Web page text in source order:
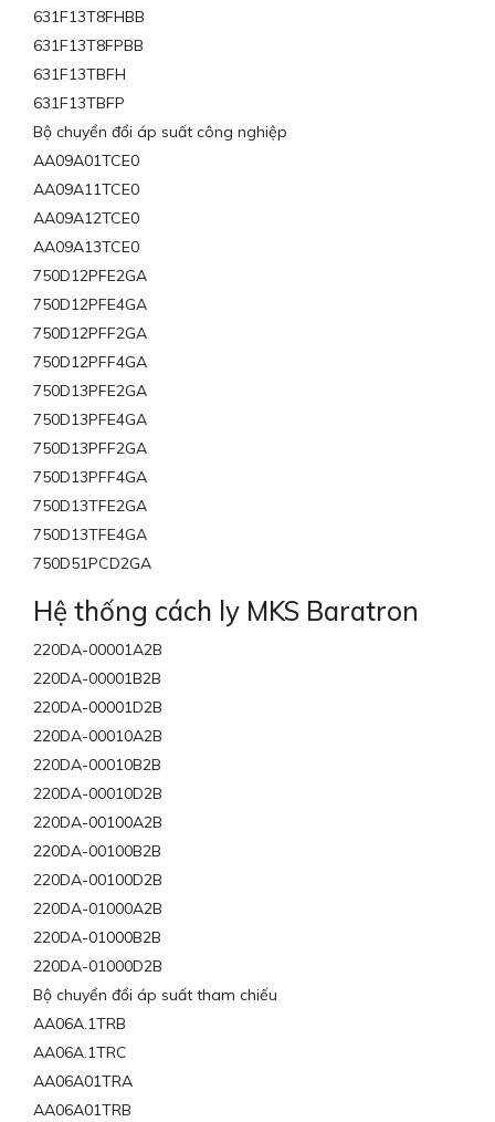
631F13T8FHBB
631F13T8FPBB
631F13TBFH
631F13TBFP
Bộ chuyển đổi áp suất công nghiệp
AA09A01TCE0
AA09A11TCE0
AA09A12TCE0
AA09A13TCE0
750D12PFE2GA
750D12PFE4GA
750D12PFF2GA
750D12PFF4GA
750D13PFE2GA
750D13PFE4GA
750D13PFF2GA
750D13PFF4GA
750D13TFE2GA
750D13TFE4GA
750D51PCD2GA
Hệ thống cách ly MKS Baratron
220DA-00001A2B
220DA-00001B2B
220DA-00001D2B
220DA-00010A2B
220DA-00010B2B
220DA-00010D2B
220DA-00100A2B
220DA-00100B2B
220DA-00100D2B
220DA-01000A2B
220DA-01000B2B
220DA-01000D2B
Bộ chuyển đổi áp suất tham chiếu
AA06A.1TRB
AA06A.1TRC
AA06A01TRA
AA06A01TRB